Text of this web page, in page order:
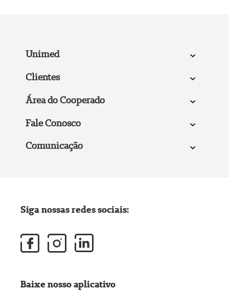
Unimed
Clientes
Área do Cooperado
Fale Conosco
Comunicação
Siga nossas redes sociais:
Baixe nosso aplicativo